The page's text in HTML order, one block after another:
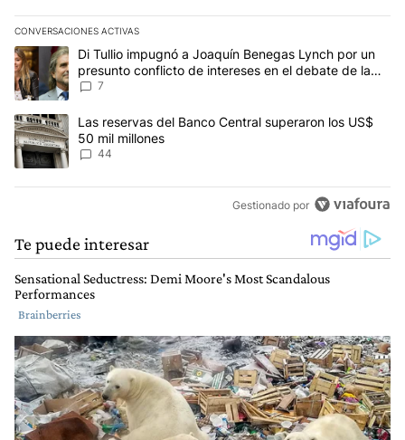
CONVERSACIONES ACTIVAS
Este listado muestra los artículos con más comentarios en los
Un artículo de tendencia con el título "Di Tullio impugnó a
Di Tullio impugnó a Joaquín Benegas Lynch por un
presunto conflicto de intereses en el debate de la
Ley de Tierras
7
Un artículo de tendencia con el título "Las reservas del Banco
Las reservas del Banco Central superaron los US$
50 mil millones
44
Gestionado por